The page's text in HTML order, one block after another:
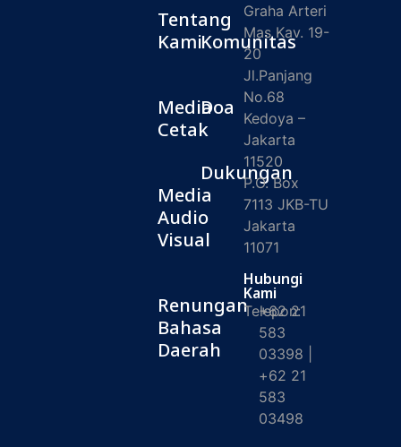
Tentang
Kami
Media
Cetak
Media
Audio
Visual
Renungan
Bahasa
Daerah
Komunitas
Doa
Dukungan
Graha Arteri
Mas Kav. 19-
20
Jl.Panjang
No.68
Kedoya –
Jakarta
11520
P.O. Box
7113 JKB-TU
Jakarta
11071
Hubungi
Kami
Telepon:
+62 21
583
03398 |
+62 21
583
03498